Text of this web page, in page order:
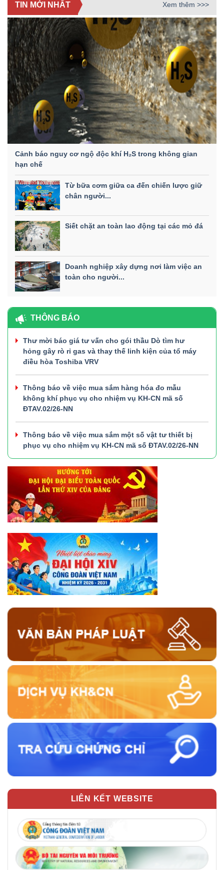
TIN MỚI NHẤT Xem thêm >>>
Cảnh báo nguy cơ ngộ độc khí H₂S trong không gian
hạn chế
Từ bữa cơm giữa ca đến chiến lược giữ
chân người...
Siết chặt an toàn lao động tại các mỏ đá
Doanh nghiệp xây dựng nơi làm việc an
toàn cho người...
THÔNG BÁO
Thư mời báo giá tư vấn cho gói thầu Dò tìm hư
hỏng gây rò rỉ gas và thay thế linh kiện của tổ máy
điều hòa Toshiba VRV
Thông báo về việc mua sắm hàng hóa đo mẫu
không khí phục vụ cho nhiệm vụ KH-CN mã số
ĐTAV.02/26-NN
Thông báo về việc mua sắm một số vật tư thiết bị
phục vụ cho nhiệm vụ KH-CN mã số ĐTAV.02/26-NN
LIÊN KẾT WEBSITE